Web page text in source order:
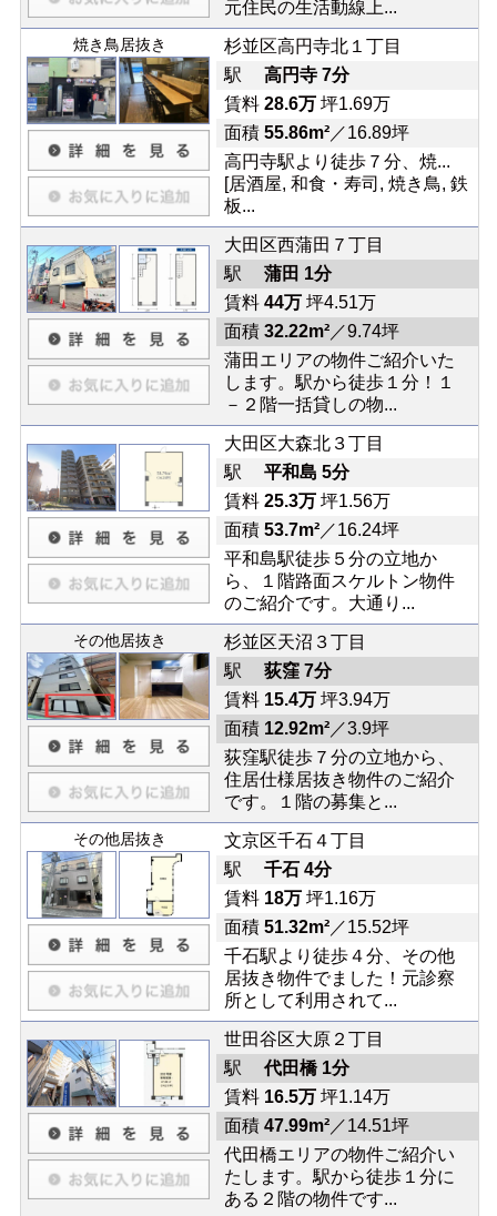
元住民の生活動線上...
焼き鳥居抜き
杉並区高円寺北１丁目
駅 高円寺 7分
賃料 28.6万坪1.69万
面積 55.86m²／16.89坪
高円寺駅より徒歩７分、焼...
[居酒屋, 和食・寿司, 焼き鳥, 鉄
板...
大田区西蒲田７丁目
駅 蒲田 1分
賃料 44万坪4.51万
面積 32.22m²／9.74坪
蒲田エリアの物件ご紹介いた
します。駅から徒歩１分！１
－２階一括貸しの物...
大田区大森北３丁目
駅 平和島 5分
賃料 25.3万坪1.56万
面積 53.7m²／16.24坪
平和島駅徒歩５分の立地か
ら、１階路面スケルトン物件
のご紹介です。大通り...
その他居抜き
杉並区天沼３丁目
駅 荻窪 7分
賃料 15.4万坪3.94万
面積 12.92m²／3.9坪
荻窪駅徒歩７分の立地から、
住居仕様居抜き物件のご紹介
です。１階の募集と...
その他居抜き
文京区千石４丁目
駅 千石 4分
賃料 18万坪1.16万
面積 51.32m²／15.52坪
千石駅より徒歩４分、その他
居抜き物件でました！元診察
所として利用されて...
世田谷区大原２丁目
駅 代田橋 1分
賃料 16.5万坪1.14万
面積 47.99m²／14.51坪
代田橋エリアの物件ご紹介い
たします。駅から徒歩１分に
ある２階の物件です...